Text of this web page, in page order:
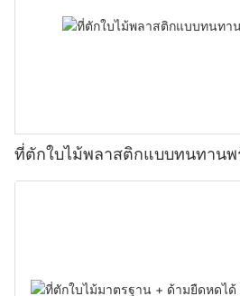
ที่ตักใบไม้พลาสติกแบบทนทาน